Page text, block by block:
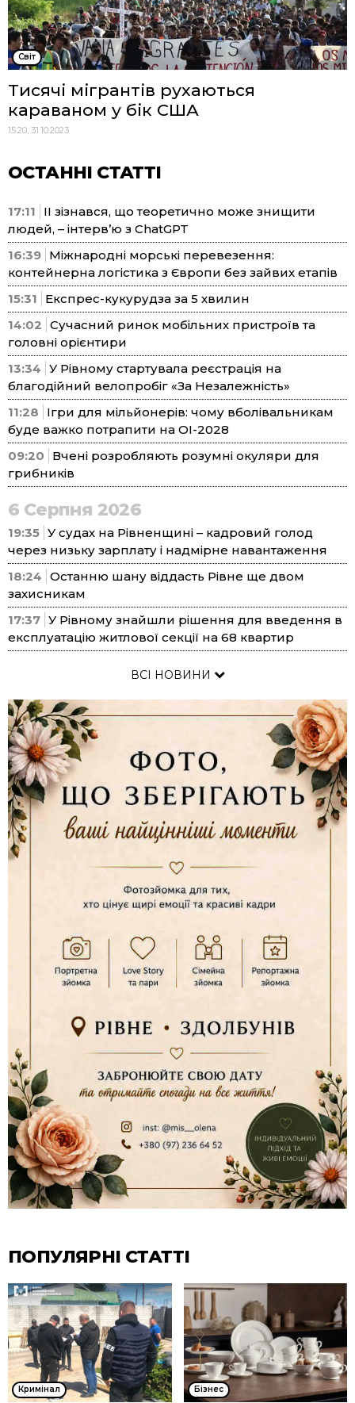
Cвіт
Тисячі мігрантів рухаються
караваном у бік США
15:20, 31.10.2023
ОСТАННІ СТАТТІ
17:11
ІІ зізнався, що теоретично може знищити
людей, – інтерв’ю з ChatGPT
16:39 Міжнародні морські перевезення:
контейнерна логістика з Європи без зайвих етапів
15:31
Експрес-кукурудза за 5 хвилин
14:02 Сучасний ринок мобільних пристроїв та
головні орієнтири
13:34 У Рівному стартувала реєстрація на
благодійний велопробіг «За Незалежність»
11:28
Ігри для мільйонерів: чому вболівальникам
буде важко потрапити на ОІ-2028
09:20
Вчені розробляють розумні окуляри для
грибників
6 Серпня 2026
19:35 У судах на Рівненщині – кадровий голод
через низьку зарплату і надмірне навантаження
18:24 Останню шану віддасть Рівне ще двом
захисникам
17:37 У Рівному знайшли рішення для введення в
експлуатацію житлової секції на 68 квартир
ВСІ НОВИНИ
ПОПУЛЯРНІ СТАТТІ
Кримінал Бізнес